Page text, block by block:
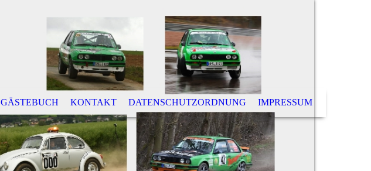
GÄSTEBUCH KONTAKT DATENSCHUTZORDNUNG IMPRESSUM